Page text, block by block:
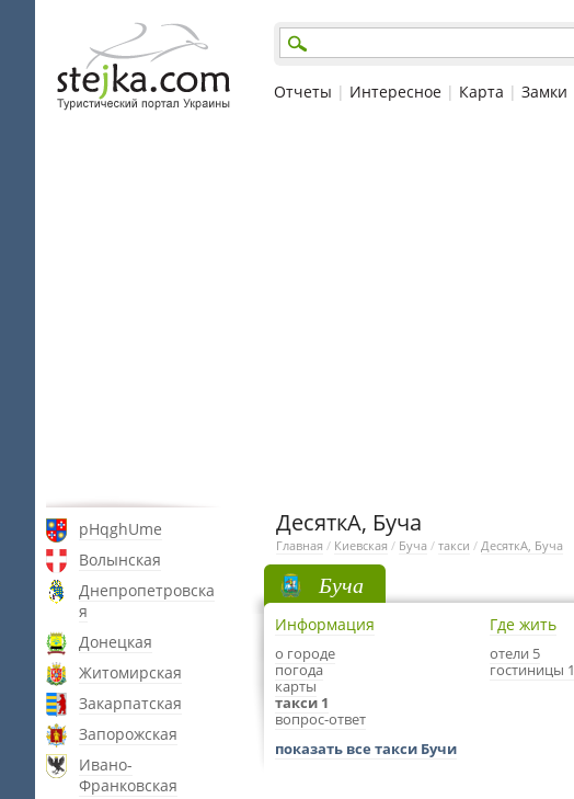
Отчеты | Интересное | Карта | Замки
pHqghUme
Волынская
Днепропетровска
я
Донецкая
Житомирская
Закарпатская
Запорожская
Ивано-
Франковская
ДесяткА, Буча
Главная / Киевская / Буча / такси / ДесяткА, Буча
Буча
Информация
о городе
погода
карты
такси 1
вопрос-ответ
Где жить
отели 5
гостиницы 1
показать все такси Бучи